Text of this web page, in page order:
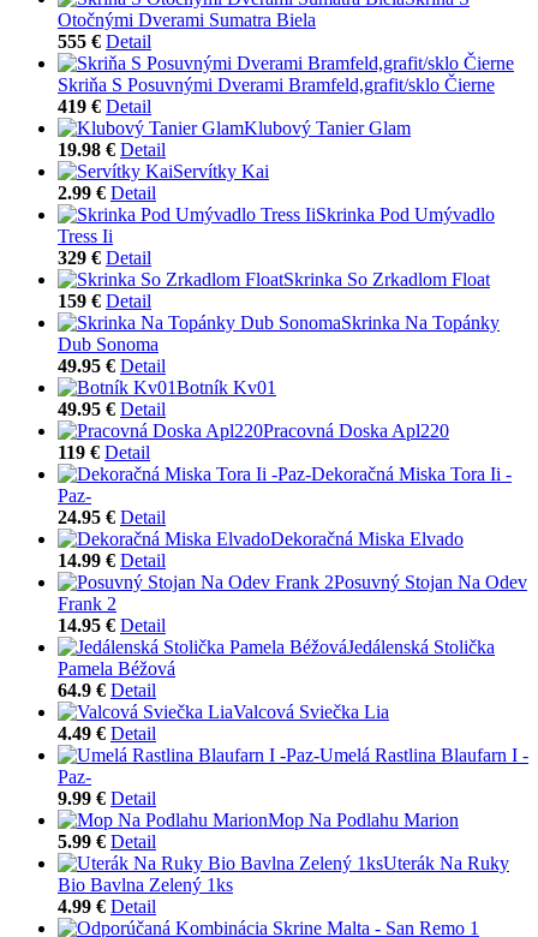
Otočnými Dverami Sumatra Biela
555 € Detail
Skriňa S Posuvnými Dverami Bramfeld,grafit/sklo Čierne
419 € Detail
Klubový Tanier Glam
19.98 € Detail
Servítky Kai
2.99 € Detail
Skrinka Pod Umývadlo
Tress Ii
329 € Detail
Skrinka So Zrkadlom Float
159 € Detail
Skrinka Na Topánky
Dub Sonoma
49.95 € Detail
Botník Kv01
49.95 € Detail
Pracovná Doska Apl220
119 € Detail
Dekoračná Miska Tora Ii -
Paz-
24.95 € Detail
Dekoračná Miska Elvado
14.99 € Detail
Posuvný Stojan Na Odev
Frank 2
14.95 € Detail
Jedálenská Stolička
Pamela Béžová
64.9 € Detail
Valcová Sviečka Lia
4.49 € Detail
Umelá Rastlina Blaufarn I -
Paz-
9.99 € Detail
Mop Na Podlahu Marion
5.99 € Detail
Uterák Na Ruky
Bio Bavlna Zelený 1ks
4.99 € Detail